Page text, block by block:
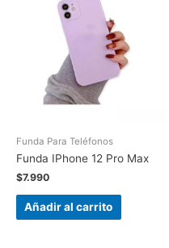
Funda Para Teléfonos
Funda IPhone 12 Pro Max
$7.990
Añadir al carrito